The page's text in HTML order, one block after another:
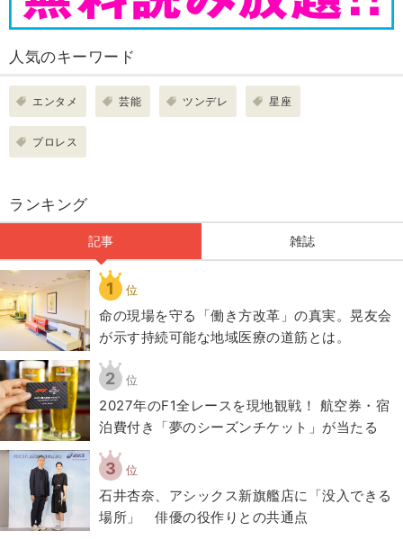
人気のキーワード
エンタメ 芸能 ツンデレ 星座
プロレス
ランキング
記事 雑誌
1 位
​命の現場を守る「働き方改革」の真実。晃友会
が示す持続可能な地域医療の道筋とは。
2 位
2027年のF1全レースを現地観戦！ 航空券・宿
泊費付き「夢のシーズンチケット」が当たる
3 位
石井杏奈、アシックス新旗艦店に「没入できる
場所」 俳優の役作りとの共通点